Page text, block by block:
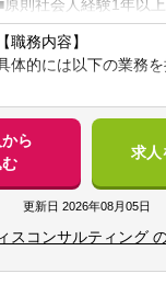
原則社会人経験1年以上
コンサルティング業務
■一緒に会社を創ってい
・関心
マネージャー職以上
財務・会計系コンサル
就業経験3年以上
監査法人での就業経験
歓迎経験・スキル】
【職務内容】
体的には以下の業務を
経営コンサルティング
経営企画や経営アクシ
財務モデル・資金繰り
■管理会計導入や原価管
■バリュエーション・債
■IPO支援、事業計画策
関連（DD、スト
援）
ら
求人
更新日 2026年08月05日
スコンサルティング